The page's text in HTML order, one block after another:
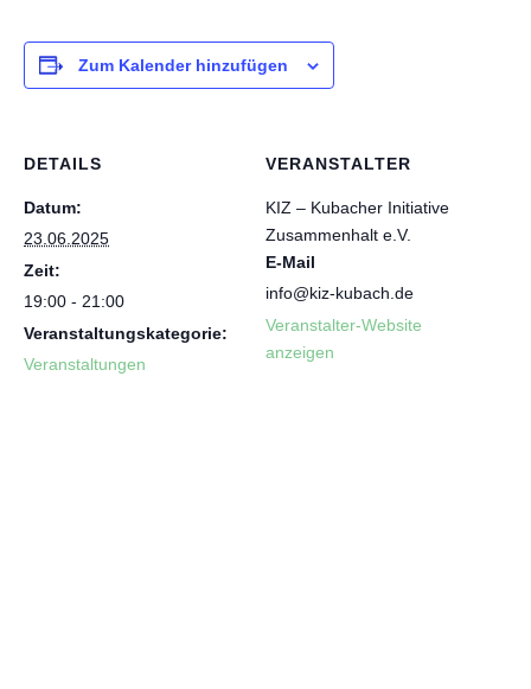
Zum Kalender hinzufügen
DETAILS
Datum:
23.06.2025
Zeit:
19:00 - 21:00
Veranstaltungskategorie:
Veranstaltungen
VERANSTALTER
KIZ – Kubacher Initiative
Zusammenhalt e.V.
E-Mail
info@kiz-kubach.de
Veranstalter-Website
anzeigen